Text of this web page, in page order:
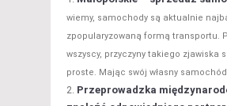
wiemy, samochody są aktualnie
zpopularyzowaną formą transportu.
wszyscy, przyczyny takiego zjawiska
proste. Mając swój własny
Przeprowadzka